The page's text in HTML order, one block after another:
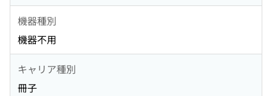
機器種別
機器不用
キャリア種別
冊子